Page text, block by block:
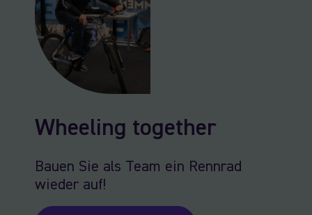
Wheeling together
Bauen Sie als Team ein Rennrad
wieder auf!